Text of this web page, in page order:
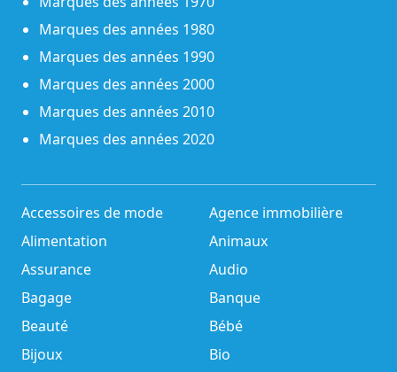
Marques des années 1980
Marques des années 1990
Marques des années 2000
Marques des années 2010
Marques des années 2020
Accessoires de mode
Agence immobilière
Alimentation
Animaux
Assurance
Audio
Bagage
Banque
Beauté
Bébé
Bijoux
Bio